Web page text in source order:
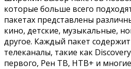
которые больше всего
пакетах представлены
кино, детские, музыкальные,
другое. Каждый пакет
телеканалы, такие как
первого, Рен ТВ, НТВ+ и